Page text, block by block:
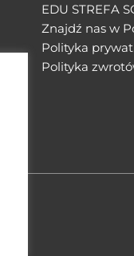
EDU STREFA
Znajdź nas w
Polityka
Polityka